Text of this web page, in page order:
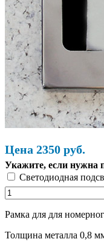
Цена 2350 руб.
Укажите, если нужна
Светодиодная
Рамка для для
Толщина металла 0,8